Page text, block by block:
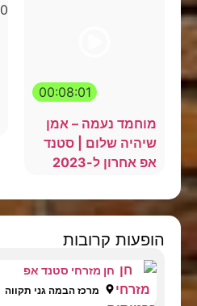
00:08:01
מוחמד נעמה – אמן
שיהיה שלום | סטנד
אפ אחרון ל-2023
הופעות קרובות
חן מזרחי סטנד אפ
מרכז הבמה גני תקווה